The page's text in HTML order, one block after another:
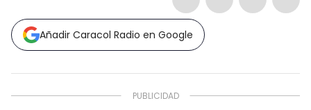
Añadir Caracol Radio en Google